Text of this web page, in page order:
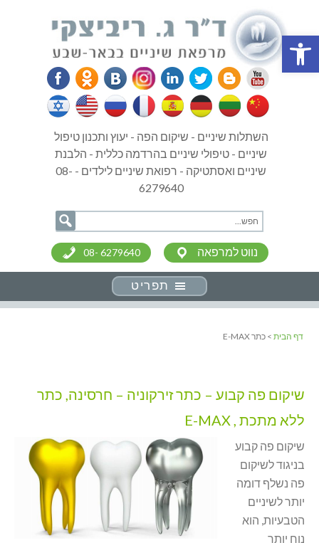
פתח סרגל נגישות
השתלות שיניים - שיקום הפה - יעוץ ותכנון טיפול
שיניים - טיפולי שיניים בהרדמה כללית - הלבנת
שיניים ואסתטיקה - רפואת שיניים לילדים - 08-
6279640
08- 6279640 נווט למרפאה
תפריט
דף הבית > כתר E-MAX
שיקום פה קבוע – כתר זירקוניה – חרסינה, כתר
ללא מתכת , E-MAX
שיקום פה קבוע
בניגוד לשיקום
פה נשלף דומה
יותר לשיניים
הטבעיות, הוא
נוח יותר